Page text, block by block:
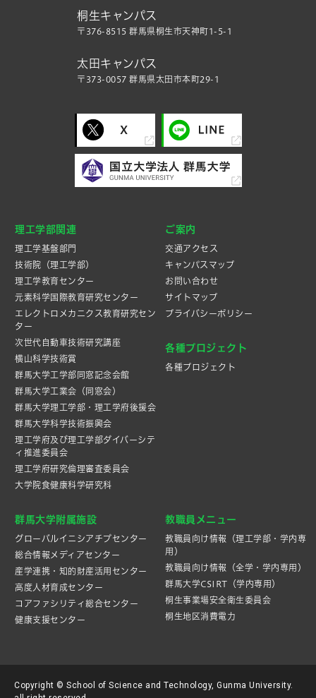
桐生キャンパス
〒376-8515 群馬県桐生市天神町1-5-1
太田キャンパス
〒373-0057 群馬県太田市本町29-1
理工学部関連
理工学基盤部門
技術院（理工学部）
理工学教育センター
元素科学国際教育研究センター
エレクトロメカニクス教育研究セン
ター
次世代自動車技術研究講座
横山科学技術賞
群馬大学工学部同窓記念会館
群馬大学工業会（同窓会）
群馬大学理工学部・理工学府後援会
群馬大学科学技術振興会
理工学府及び理工学部ダイバーシテ
ィ推進委員会
理工学府研究倫理審査委員会
大学院食健康科学研究科
ご案内
交通アクセス
キャンパスマップ
お問い合わせ
サイトマップ
プライバシーポリシー
各種プロジェクト
各種プロジェクト
群馬大学附属施設
グローバルイニシアチブセンター
総合情報メディアセンター
産学連携・知的財産活⽤センター
高度人材育成センター
コアファシリティ総合センター
健康支援センター
教職員メニュー
教職員向け情報（理工学部・学内専
用）
教職員向け情報（全学・学内専用）
群馬大学CSIRT（学内専用）
桐生事業場安全衛生委員会
桐生地区消費電力
Copyright © School of Science and Technology, Gunma University.